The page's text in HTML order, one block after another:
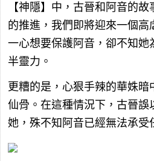
【神隱】中，古晉和阿音的
的推進，我們即將迎來一個高
一心想要保護阿音，卻不知她
半靈力。
更糟的是，心狠手辣的華姝暗
仙骨。在這種情況下，古晉誤
她，殊不知阿音已經無法承受